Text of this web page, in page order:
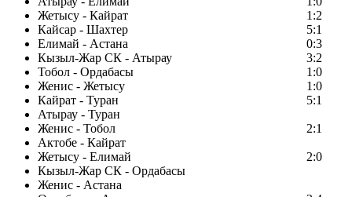
Жетысу - Кайрат
1:2
Кайсар - Шахтер
5:1
Елимай - Астана
0:3
Кызыл-Жар СК - Атырау
3:2
Тобол - Ордабасы
1:0
Женис - Жетысу
1:0
Кайрат - Туран
5:1
Атырау - Туран
Женис - Тобол
2:1
Актобе - Кайрат
Жетысу - Елимай
2:0
Кызыл-Жар СК - Ордабасы
Женис - Астана